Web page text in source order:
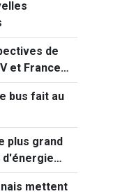
pays
de
et France
bus fait au
plus grand
d'énergie
mettent